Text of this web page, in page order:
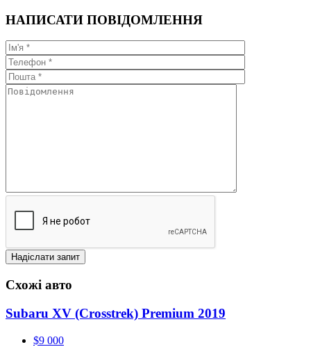
НАПИСАТИ ПОВІДОМЛЕННЯ
Схожі авто
Subaru XV (Crosstrek) Premium 2019
$9 000